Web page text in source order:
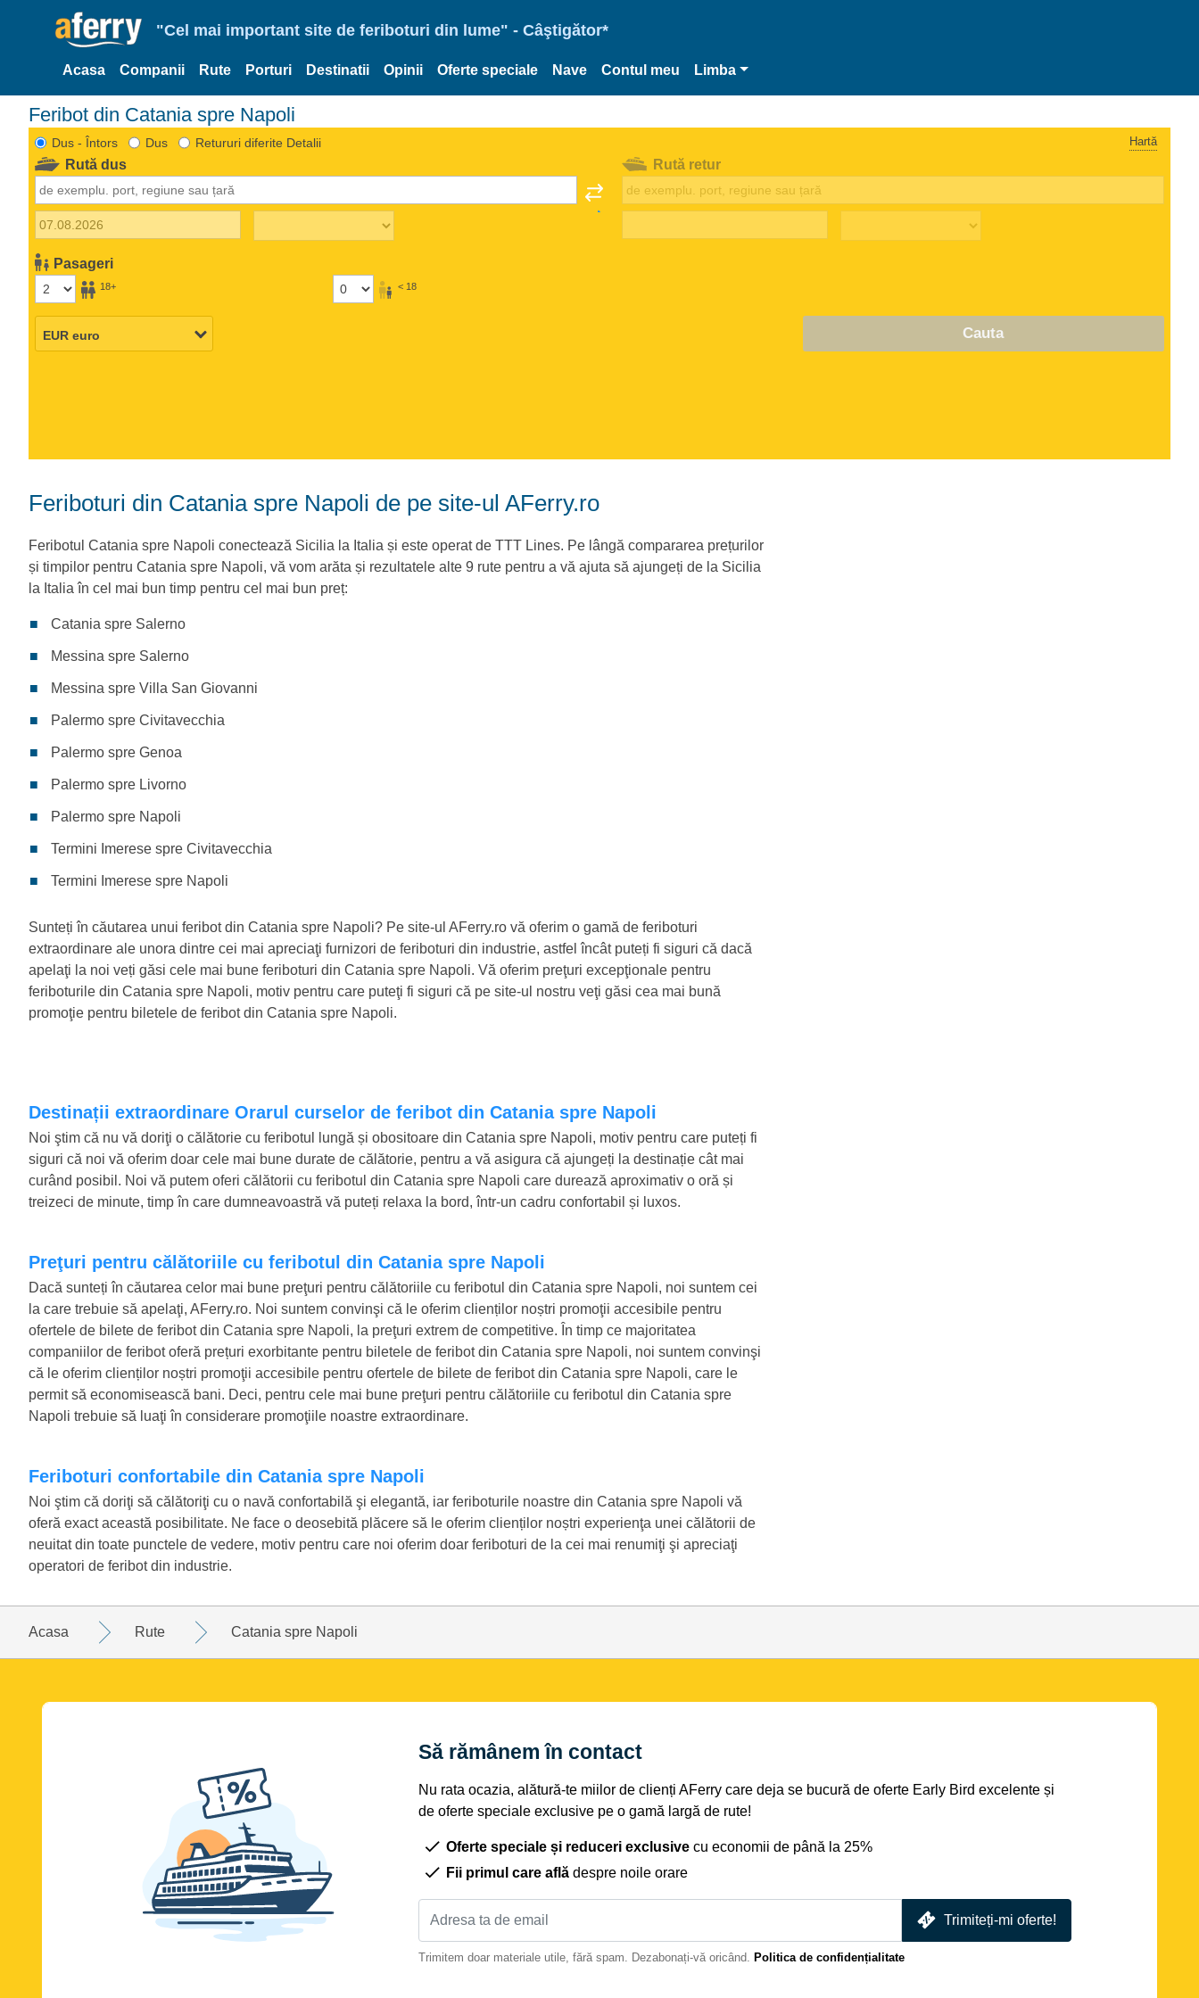
"Cel mai important site de feriboturi din lume" - Câştigător*
Acasa Companii Rute Porturi Destinatii Opinii Oferte speciale Nave Contul meu Limba
Feribot din Catania spre Napoli
Dus - Întors Dus Retururi diferite Detalii Hartă
Rută dus
Pasageri
18+ < 18
Rută retur
Cauta
Feriboturi din Catania spre Napoli de pe site-ul AFerry.ro
Feribotul Catania spre Napoli conectează Sicilia la Italia și este operat de TTT Lines. Pe lângă compararea prețurilor
și timpilor pentru Catania spre Napoli, vă vom arăta și rezultatele alte 9 rute pentru a vă ajuta să ajungeți de la Sicilia
la Italia în cel mai bun timp pentru cel mai bun preț:
Catania spre Salerno
Messina spre Salerno
Messina spre Villa San Giovanni
Palermo spre Civitavecchia
Palermo spre Genoa
Palermo spre Livorno
Palermo spre Napoli
Termini Imerese spre Civitavecchia
Termini Imerese spre Napoli
Sunteți în căutarea unui feribot din Catania spre Napoli? Pe site-ul AFerry.ro vă oferim o gamă de feriboturi
extraordinare ale unora dintre cei mai apreciaţi furnizori de feriboturi din industrie, astfel încât puteți fi siguri că dacă
apelaţi la noi veți găsi cele mai bune feriboturi din Catania spre Napoli. Vă oferim preţuri excepţionale pentru
feriboturile din Catania spre Napoli, motiv pentru care puteţi fi siguri că pe site-ul nostru veţi găsi cea mai bună
promoţie pentru biletele de feribot din Catania spre Napoli.
Destinații extraordinare Orarul curselor de feribot din Catania spre Napoli
Noi ştim că nu vă doriţi o călătorie cu feribotul lungă și obositoare din Catania spre Napoli, motiv pentru care puteți fi
siguri că noi vă oferim doar cele mai bune durate de călătorie, pentru a vă asigura că ajungeți la destinație cât mai
curând posibil. Noi vă putem oferi călătorii cu feribotul din Catania spre Napoli care durează aproximativ o oră și
treizeci de minute, timp în care dumneavoastră vă puteți relaxa la bord, într-un cadru confortabil și luxos.
Preţuri pentru călătoriile cu feribotul din Catania spre Napoli
Dacă sunteți în căutarea celor mai bune preţuri pentru călătoriile cu feribotul din Catania spre Napoli, noi suntem cei
la care trebuie să apelaţi, AFerry.ro. Noi suntem convinşi că le oferim clienților noștri promoţii accesibile pentru
ofertele de bilete de feribot din Catania spre Napoli, la preţuri extrem de competitive. În timp ce majoritatea
companiilor de feribot oferă prețuri exorbitante pentru biletele de feribot din Catania spre Napoli, noi suntem convinşi
că le oferim clienților noștri promoţii accesibile pentru ofertele de bilete de feribot din Catania spre Napoli, care le
permit să economisească bani. Deci, pentru cele mai bune preţuri pentru călătoriile cu feribotul din Catania spre
Napoli trebuie să luaţi în considerare promoţiile noastre extraordinare.
Feriboturi confortabile din Catania spre Napoli
Noi ştim că doriţi să călătoriţi cu o navă confortabilă şi elegantă, iar feriboturile noastre din Catania spre Napoli vă
oferă exact această posibilitate. Ne face o deosebită plăcere să le oferim clienților noștri experienţa unei călătorii de
neuitat din toate punctele de vedere, motiv pentru care noi oferim doar feriboturi de la cei mai renumiţi şi apreciaţi
operatori de feribot din industrie.
Acasa Rute Catania spre Napoli
Să rămânem în contact
Nu rata ocazia, alătură-te miilor de clienți AFerry care deja se bucură de oferte Early Bird excelente și
de oferte speciale exclusive pe o gamă largă de rute!
Oferte speciale și reduceri exclusive cu economii de până la 25%
Fii primul care află despre noile orare
Trimiteți-mi oferte!
Trimitem doar materiale utile, fără spam. Dezabonați-vă oricând. Politica de confidențialitate